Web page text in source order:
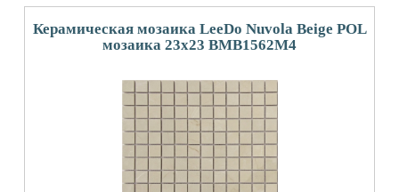
Керамическая мозаика LeeDo Nuvola Beige POL
мозаика 23x23 BMB1562M4